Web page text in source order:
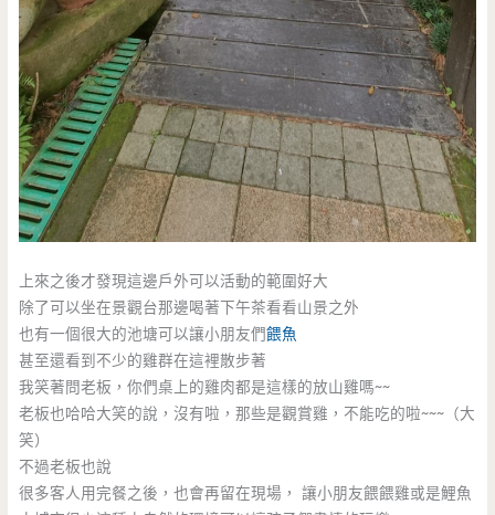
上來之後才發現這邊戶外可以活動的範圍好大
除了可以坐在景觀台那邊喝著下午茶看看山景之外
也有一個很大的池塘可以讓小朋友們餵魚
甚至還看到不少的雞群在這裡散步著
我笑著問老板，你們桌上的雞肉都是這樣的放山雞嗎~~
老板也哈哈大笑的說，沒有啦，那些是觀賞雞，不能吃的啦~~~（大
笑）
不過老板也說
很多客人用完餐之後，也會再留在現場， 讓小朋友餵餵雞或是鯉魚